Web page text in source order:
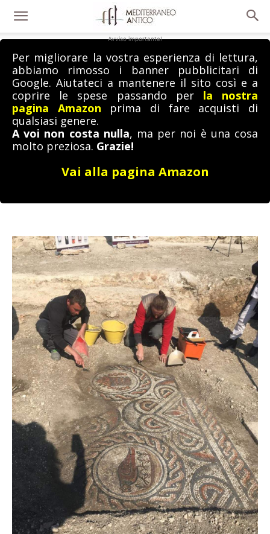
Avviso importante!
Per migliorare la vostra esperienza di lettura,
abbiamo rimosso i banner pubblicitari di
Google. Aiutateci a mantenere il sito così e a
coprire le spese passando per la nostra
pagina Amazon prima di fare acquisti di
qualsiasi genere.
A voi non costa nulla, ma per noi è una cosa
molto preziosa. Grazie!
Vai alla pagina Amazon